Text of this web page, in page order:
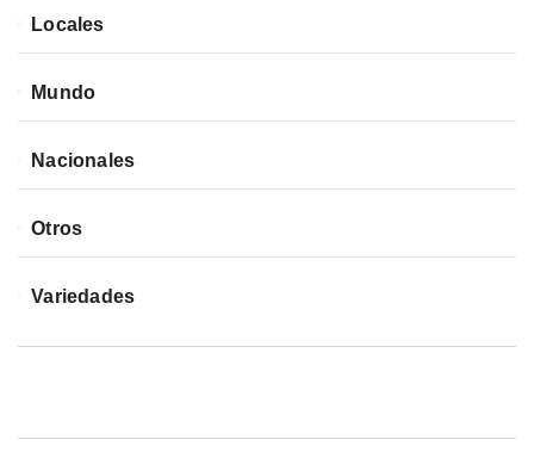
Locales
Mundo
Nacionales
Otros
Variedades